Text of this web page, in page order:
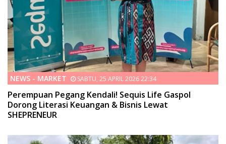
NEWS - MARKET SABTU, 25 APRIL 2026 22:34
Perempuan Pegang Kendali! Sequis Life Gaspol
Dorong Literasi Keuangan & Bisnis Lewat
SHEPRENEUR